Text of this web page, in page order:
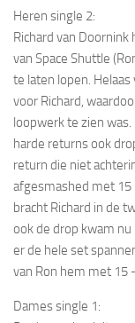
Heren single 2:
Richard van
van Space Shuttle
te laten lopen.
voor Richard,
loopwerk te zien
harde returns ook
return die niet
afgesmashed met 15
bracht Richard in de
ook de drop kwam
er de hele set
van Ron hem met 15
Dames single 1: